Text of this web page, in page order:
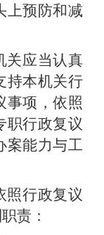
上预防和减
应当认真
持本机关行
事项，依照
职行政复议
案能力与工
行政复议
责：